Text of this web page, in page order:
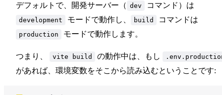
デフォルトで、開発サーバー（ dev コマンド）は
development モードで動作し、 build コマンドは
production モードで動作します。
つまり、 vite build の動作中は、もし
があれば、環境変数をそこから読み込むということです: